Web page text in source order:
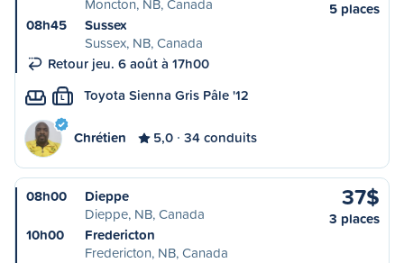
Moncton, NB, Canada
08h45
Sussex
Sussex, NB, Canada
Retour jeu. 6 août à 17h00
5 places
L Toyota Sienna Gris Pâle '12
Chrétien 5,0 34 conduits
08h00
Dieppe
Dieppe, NB, Canada
10h00
Fredericton
Fredericton, NB, Canada
37$
3 places